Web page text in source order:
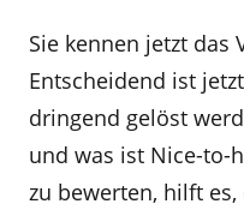
Sie kennen jetzt das
Entscheidend ist
dringend gelöst
und was ist Nice-to-
zu bewerten, hilft